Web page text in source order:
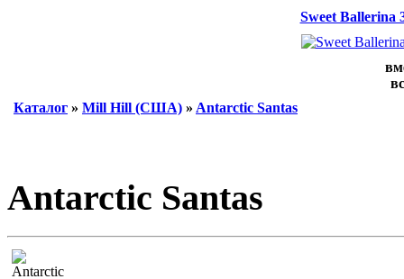
Sweet Ballerina
Каталог » Mill Hill (США) » Antarctic Santas
Antarctic Santas